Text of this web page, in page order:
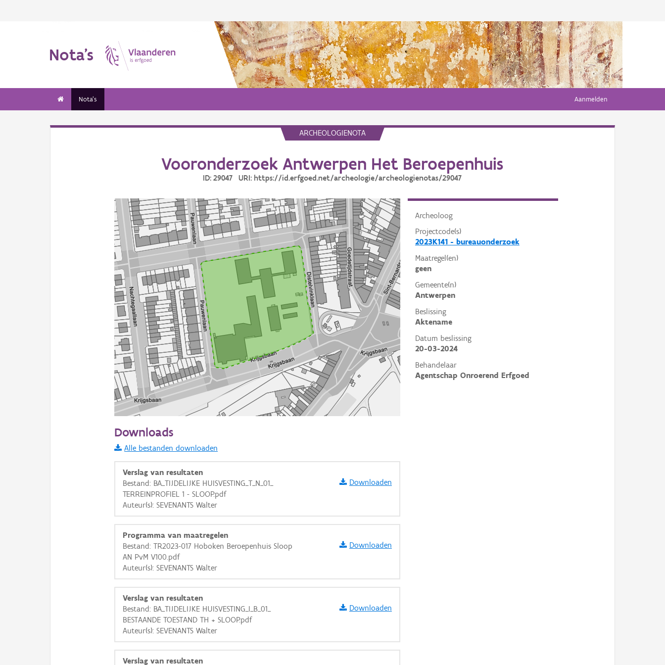
Nota's
Nota's Aanmelden
ARCHEOLOGIENOTA
Vooronderzoek Antwerpen Het Beroepenhuis
ID: 29047 URI: https://id.erfgoed.net/archeologie/archeologienotas/29047
Archeoloog
Projectcode(s)
2023K141 - bureauonderzoek
Maatregel(en)
geen
Gemeente(n)
Antwerpen
Beslissing
Aktename
Datum beslissing
20-03-2024
Behandelaar
Agentschap Onroerend Erfgoed
Informatie Vlaanderen
i
+ −
Basis Lagen
Ortho
GRB-Basiskaart
Downloads
Alle bestanden downloaden
Verslag van resultaten
Bestand: BA_TIJDELIJKE HUISVESTING_T_N_01_
TERREINPROFIEL 1 - SLOOP.pdf
Auteur(s): SEVENANTS Walter
Downloaden
Programma van maatregelen
Bestand: TR2023-017 Hoboken Beroepenhuis Sloop
AN PvM V100.pdf
Auteur(s): SEVENANTS Walter
Downloaden
Verslag van resultaten
Bestand: BA_TIJDELIJKE HUISVESTING_I_B_01_
BESTAANDE TOESTAND TH + SLOOP.pdf
Auteur(s): SEVENANTS Walter
Downloaden
Verslag van resultaten